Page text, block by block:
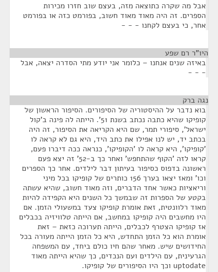
אבל מה שקרה כתוצאה מזה, בעצם שוב חזרו מכירות
הספרים. זה היה מאוד מאוד חשוב, בפורמט כזה או בפורמט
אחר, כי בעצם לקחנו - - -
היו"ר רם שפע
באיזה שנים אנחנו – כלומר אני יודע מתי הסדרה יצאה, אבל
- - -
נגה ברק
בוא נדבר על ההיסטוריה של הסיפורים. הסיפור הראשון של
קופיקו שהיא כתבה נכתב בשנת 51'. הייתה לה פינה ב'קול
ישראל', סיפורי תמר, שם היא הקריאה את הסיפור, זה היה
בכתב יד, יש לנו אפילו את כתב היד, היא גם לא קראה לו
'קופיקו', היא קראה לו 'הקופיקו', כנראה ככה דיברו פעם,
קראו לזה 'הקוף שהתחפש' ואחר כך ב-52' זה יצא פעם
ראשונה בדפוס כסיפור בעיתון דבר לילדים. אחר כך הספרים
וכו' ומאז יצאו בערך 156 כותרים של קופיקו בכל מיני
וריאציות כאשר אחד הדברים, וזה מאוד חשוב, שהיא עשתה
בקטע של הספרות זה שבמשך כל השנים היא הקפידה להיות
מאוד רלוונטית, זאת אומרת קופיקו צעד במשעולי הזמן. אם
היו מחשבים היה קופיקו במחשב, אם הייתה טלוויזיה בכבלים
אז קופיקו הצטרף לכבלים, הייתה תערוכה כזאת – זאת
אומרת הוא כל הזמן התחדש, היא כל הזמן הייתה מעורה בכל
החידושים שיש. מאחר שהם חיו כולם ביחד, עם המשפחה
הגרעינית, עם הילדים ועם הנכדים, כך שהיא הייתה מאוד
uptodate וכך היו הסיפורים של קופיקו.